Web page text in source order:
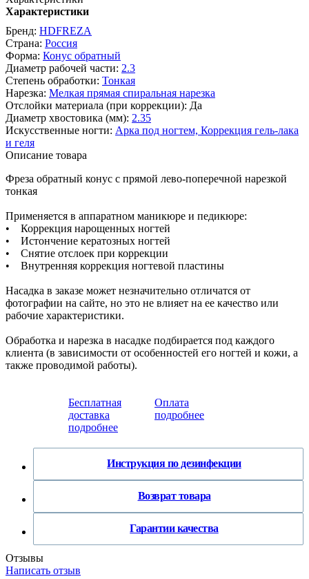
Характеристики
Бренд: HDFREZA
Страна: Россия
Форма: Конус обратный
Диаметр рабочей части: 2.3
Степень обработки: Тонкая
Нарезка: Мелкая прямая спиральная нарезка
Отслойки материала (при коррекции): Да
Диаметр хвостовика (мм): 2.35
Искусственные ногти: Арка под ногтем, Коррекция гель-лака
и геля
Описание товара
Фреза обратный конус с прямой лево-поперечной нарезкой
тонкая
Применяется в аппаратном маникюре и педикюре:
• Коррекция нарощенных ногтей
• Истончение кератозных ногтей
• Снятие отслоек при коррекции
• Внутренняя коррекция ногтевой пластины
Насадка в заказе может незначительно отличатся от
фотографии на сайте, но это не влияет на ее качество или
рабочие характеристики.
Обработка и нарезка в насадке подбирается под каждого
клиента (в зависимости от особенностей его ногтей и кожи, а
также проводимой работы).
Бесплатная
доставка
подробнее
Оплата
подробнее
Инструкция по дезинфекции
Возврат товара
Гарантии качества
Отзывы
Написать отзыв